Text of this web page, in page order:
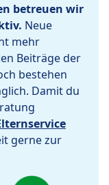
betreuen wir
Neue
mehr
Beiträge der
bestehen
Damit du
gerne zur